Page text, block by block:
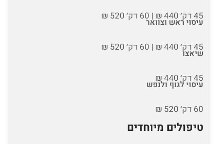
45 דק׳ 440 ₪ | 60 דק׳ 520 ₪
עיסוי ראש וצוואר
45 דק׳ 440 ₪ | 60 דק׳ 520 ₪
שיאצו
45 דק׳ 440 ₪
עיסוי לגוף ולנפש
60 דק׳ 520 ₪
טיפולים מיוחדים